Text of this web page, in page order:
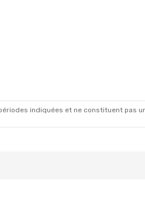
indiquées et ne constituent pas